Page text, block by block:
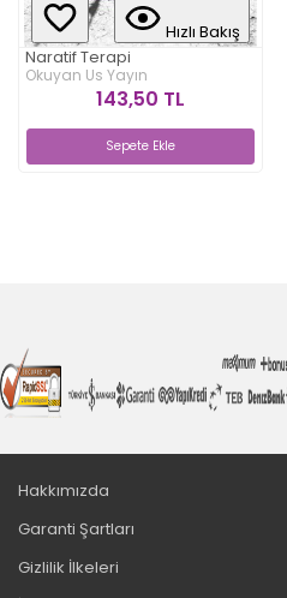
Hızlı Bakış
Naratif Terapi
Okuyan Us Yayın
143,50 TL
Sepete Ekle
Hakkımızda
Garanti Şartları
Gizlilik İlkeleri